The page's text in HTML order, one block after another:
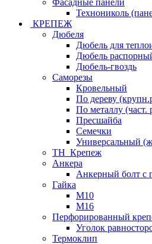
Фасадные панели
Технониколь
КРЕПЕЖ
Дюбеля
Дюбель для
Дюбель
Дюбель-гвоздь
Саморезы
Кровельный
По дереву
По металлу (част.
Пресшайба
Семечки
Универсальный
ТН_Крепеж
Анкера
Анкерный болт с
Гайка
М10
М16
Перфорированный
Уголок
Термоклип